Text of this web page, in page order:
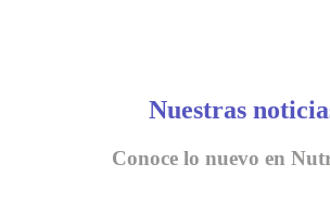
Nuestras
Conoce lo nuevo en